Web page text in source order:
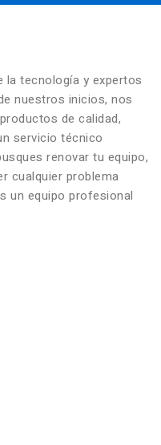
la tecnología y expertos
nuestros inicios, nos
de calidad,
servicio técnico
renovar tu equipo,
cualquier problema
un equipo profesional